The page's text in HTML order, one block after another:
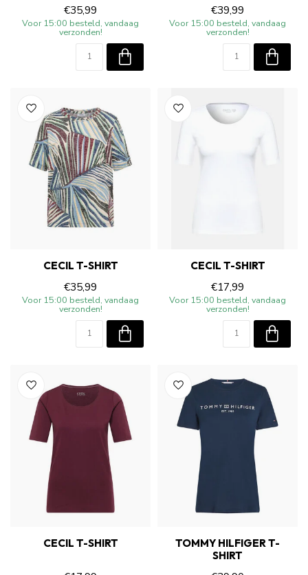
€35,99
Voor 15:00 besteld, vandaag
verzonden!
€39,99
Voor 15:00 besteld, vandaag
verzonden!
CECIL T-SHIRT
€35,99
Voor 15:00 besteld, vandaag
verzonden!
CECIL T-SHIRT
€17,99
Voor 15:00 besteld, vandaag
verzonden!
CECIL T-SHIRT
TOMMY HILFIGER T-
SHIRT